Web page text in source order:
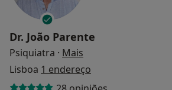
Dr. João Parente
Psiquiatra · Mais
Lisboa 1 endereço